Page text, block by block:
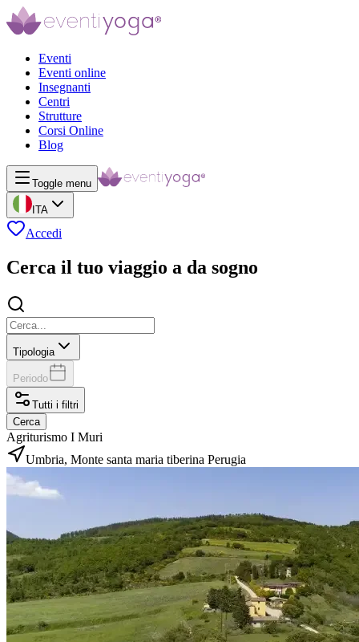
Eventi
Eventi online
Insegnanti
Centri
Strutture
Corsi Online
Blog
Toggle menu
ITA
Accedi
Cerca il tuo viaggio a da sogno
Tipologia
Periodo
Tutti i filtri
Cerca
Agriturismo I Muri
Umbria, Monte santa maria tiberina Perugia